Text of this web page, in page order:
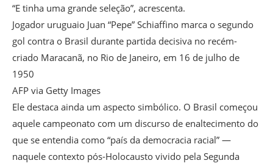
“E tinha uma grande seleção”, acrescenta.
Jogador uruguaio Juan “Pepe” Schiaffino marca o segundo
gol contra o Brasil durante partida decisiva no recém-
criado Maracanã, no Rio de Janeiro, em 16 de julho de
1950
AFP via Getty Images
Ele destaca ainda um aspecto simbólico. O Brasil começou
aquele campeonato com um discurso de enaltecimento do
que se entendia como “país da democracia racial” —
naquele contexto pós-Holocausto vivido pela Segunda